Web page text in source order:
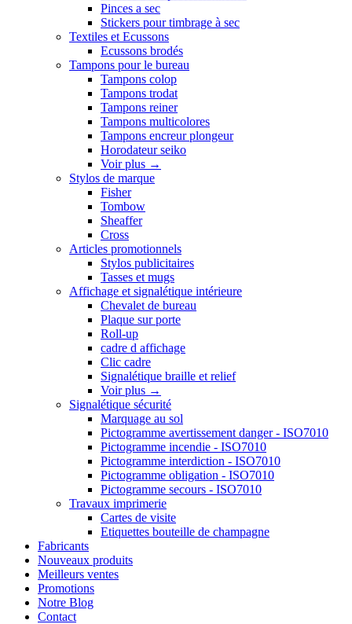
Pinces a sec
Stickers pour timbrage à sec
Textiles et Ecussons
Ecussons brodés
Tampons pour le bureau
Tampons colop
Tampons trodat
Tampons reiner
Tampons multicolores
Tampons encreur plongeur
Horodateur seiko
Voir plus →
Stylos de marque
Fisher
Tombow
Sheaffer
Cross
Articles promotionnels
Stylos publicitaires
Tasses et mugs
Affichage et signalétique intérieure
Chevalet de bureau
Plaque sur porte
Roll-up
cadre d affichage
Clic cadre
Signalétique braille et relief
Voir plus →
Signalétique sécurité
Marquage au sol
Pictogramme avertissement danger - ISO7010
Pictogramme incendie - ISO7010
Pictogramme interdiction - ISO7010
Pictogramme obligation - ISO7010
Pictogramme secours - ISO7010
Travaux imprimerie
Cartes de visite
Etiquettes bouteille de champagne
Fabricants
Nouveaux produits
Meilleurs ventes
Promotions
Notre Blog
Contact